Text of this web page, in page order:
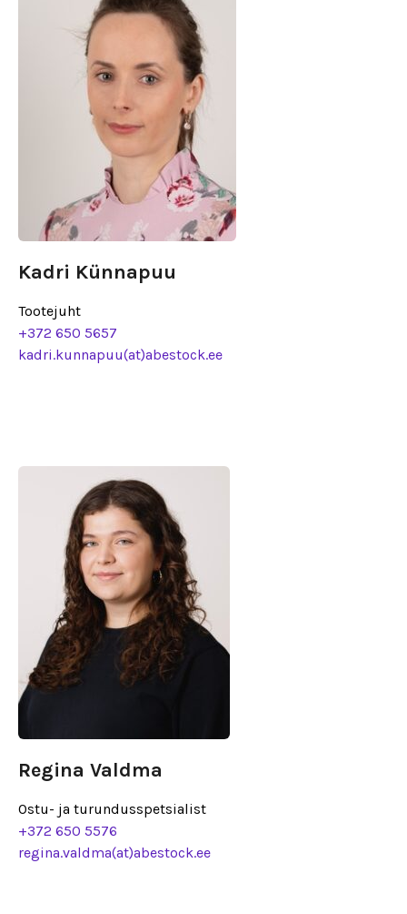
Kadri Künnapuu
Tootejuht
+372 650 5657
kadri.kunnapuu(at)abestock.ee
Regina Valdma
Ostu- ja turundusspetsialist
+372 650 5576
regina.valdma(at)abestock.ee